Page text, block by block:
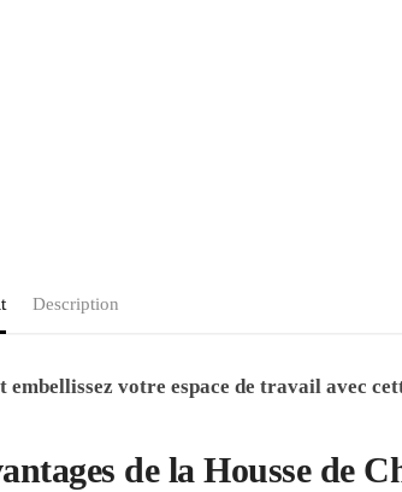
Description
embellissez votre espace de travail avec
de la Housse de